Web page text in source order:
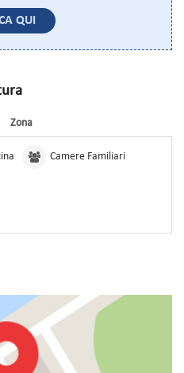
QUI
Zona
Camere Familiari